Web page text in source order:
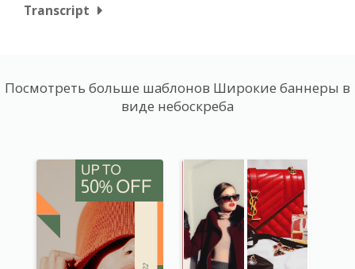
Transcript
Посмотреть больше шаблонов Широкие баннеры в
виде небоскреба